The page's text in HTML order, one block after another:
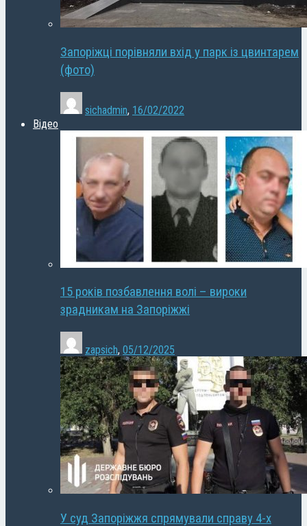
Запоріжці порівняли вхід у парк із цвинтарем
(фото)
sichadmin, 16/02/2022
Відео
15 років позбавлення волі – вироки
зрадникам на Запоріжжі
zapsich, 05/12/2025
У суд Запоріжжя спрямували справу 4-х